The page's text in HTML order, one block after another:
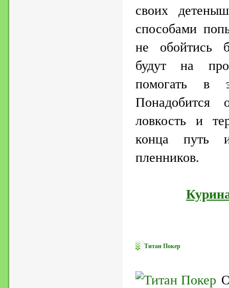
своих
способами
не обойтись
будут на
помогать в
ловкость и
конца путь
пленников.
Титан Покер